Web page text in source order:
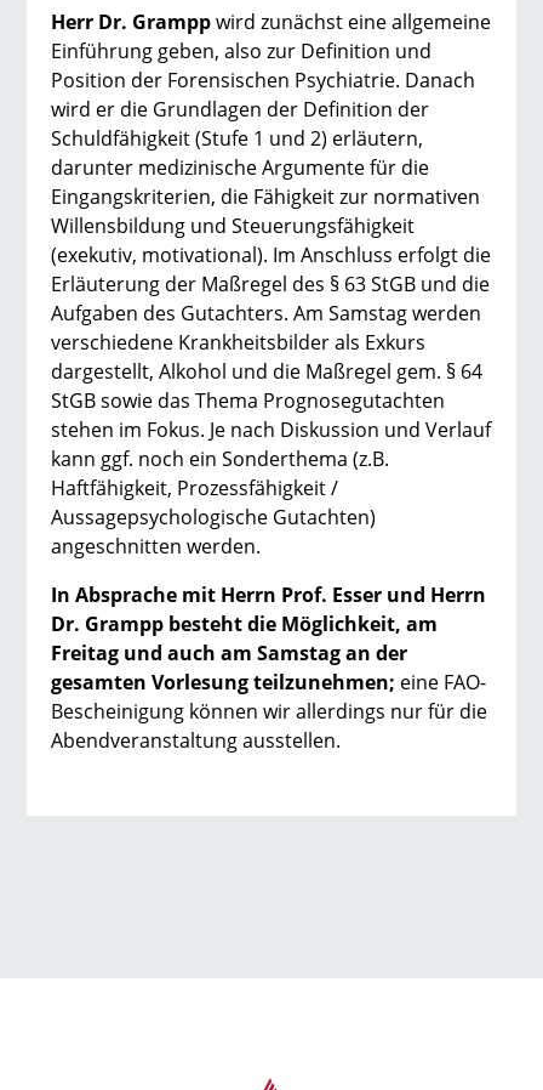
Herr Dr. Gramppwird zunächst eine allgemeine
Einführung geben, also zur Definition und
Position der Forensischen Psychiatrie. Danach
wird er die Grundlagen der Definition der
Schuldfähigkeit (Stufe 1 und 2) erläutern,
darunter medizinische Argumente für die
Eingangskriterien, die Fähigkeit zur normativen
Willensbildung und Steuerungsfähigkeit
(exekutiv, motivational). Im Anschluss erfolgt die
Erläuterung der Maßregel des § 63 StGB und die
Aufgaben des Gutachters. Am Samstag werden
verschiedene Krankheitsbilder als Exkurs
dargestellt, Alkohol und die Maßregel gem. § 64
StGB sowie das Thema Prognosegutachten
stehen im Fokus. Je nach Diskussion und Verlauf
kann ggf. noch ein Sonderthema (z.B.
Haftfähigkeit, Prozessfähigkeit /
Aussagepsychologische Gutachten)
angeschnitten werden.
In Absprache mit Herrn Prof. Esser und Herrn
Dr. Grampp besteht die Möglichkeit, am
Freitag und auch am Samstag an der
gesamten Vorlesung teilzunehmen; eine FAO-
Bescheinigung können wir allerdings nur für die
Abendveranstaltung ausstellen.